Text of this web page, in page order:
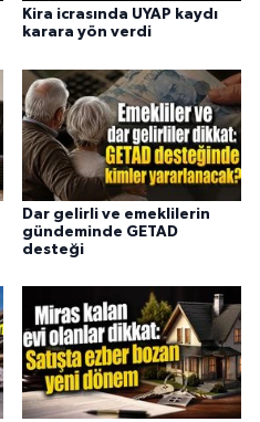
Kira icrasında UYAP kaydı
karara yön verdi
Dar gelirli ve emeklilerin
gündeminde GETAD
desteği